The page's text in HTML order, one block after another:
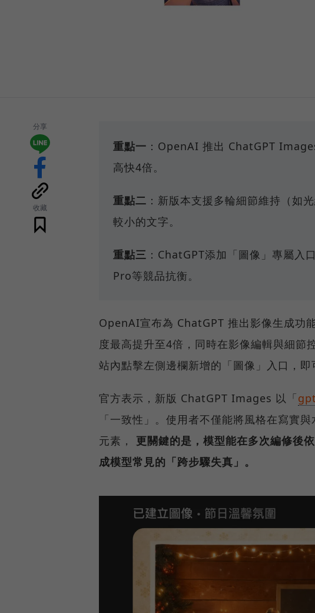
分享
收藏
重點一 ：OpenAI 推出 ChatGPT
高快4倍。
重點二 ：新版本支援多輪細節維持（如
較小的文字。
重點三 ：ChatGPT添加「圖像」專屬
Pro等競品抗衡。
OpenAI宣布為 ChatGPT 推出影像生成功
度最高提升至4倍，同時在影像編輯與細
站內點擊左側邊欄新增的「圖像」入口，即
官方表示，新版 ChatGPT Images 以「
「一致性」。使用者不僅能將風格在寫實
元素， 更關鍵的是，模型能在多次編修後
成模型常見的「跨步驟失真」。